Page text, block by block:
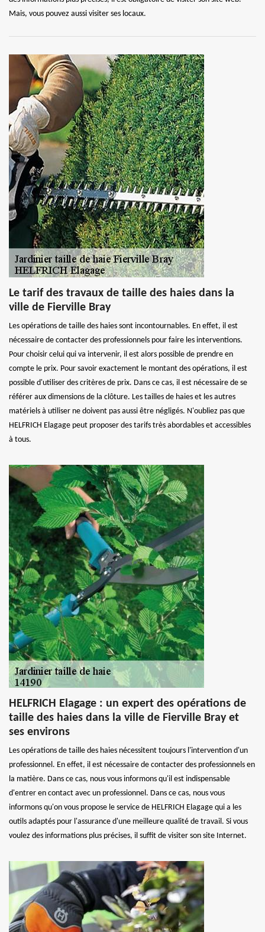
Mais, vous pouvez aussi visiter ses locaux.
Le tarif des travaux de taille des haies dans la
ville de Fierville Bray
Les opérations de taille des haies sont incontournables. En effet, il est
nécessaire de contacter des professionnels pour faire les interventions.
Pour choisir celui qui va intervenir, il est alors possible de prendre en
compte le prix. Pour savoir exactement le montant des opérations, il est
possible d'utiliser des critères de prix. Dans ce cas, il est nécessaire de se
référer aux dimensions de la clôture. Les tailles de haies et les autres
matériels à utiliser ne doivent pas aussi être négligés. N'oubliez pas que
HELFRICH Elagage peut proposer des tarifs très abordables et accessibles
à tous.
HELFRICH Elagage : un expert des opérations de
taille des haies dans la ville de Fierville Bray et
ses environs
Les opérations de taille des haies nécessitent toujours l'intervention d'un
professionnel. En effet, il est nécessaire de contacter des professionnels en
la matière. Dans ce cas, nous vous informons qu'il est indispensable
d'entrer en contact avec un professionnel. Dans ce cas, nous vous
informons qu'on vous propose le service de HELFRICH Elagage qui a les
outils adaptés pour l'assurance d'une meilleure qualité de travail. Si vous
voulez des informations plus précises, il suffit de visiter son site Internet.